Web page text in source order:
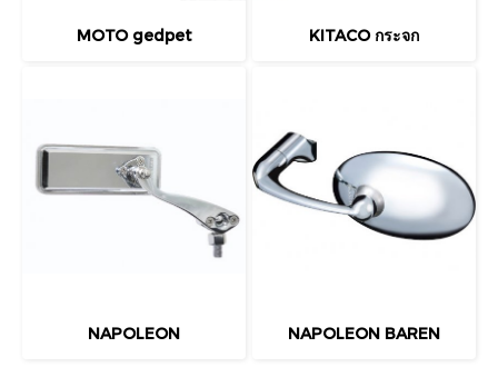
MOTO gedpet KITACO กระจก
NAPOLEON NAPOLEON BAREN